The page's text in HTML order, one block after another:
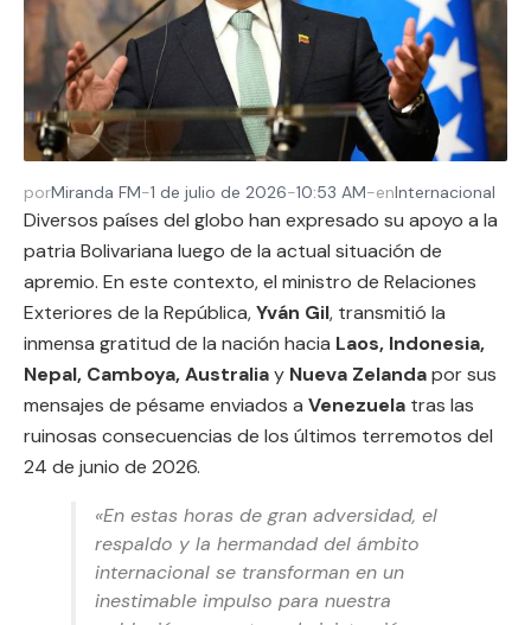
porMiranda FM-1 de julio de 2026-10:53 AM-enInternacional
Diversos países del globo han expresado su apoyo a la
patria Bolivariana luego de la actual situación de
apremio. En este contexto, el ministro de Relaciones
Exteriores de la República,Yván Gil, transmitió la
inmensa gratitud de la nación hacia Laos, Indonesia,
Nepal, Camboya, Australiay Nueva Zelandapor sus
mensajes de pésame enviados a Venezuela tras las
ruinosas consecuencias de los últimos terremotos del
24 de junio de 2026.
«En estas horas de gran adversidad, el
respaldo y la hermandad del ámbito
internacional se transforman en un
inestimable impulso para nuestra